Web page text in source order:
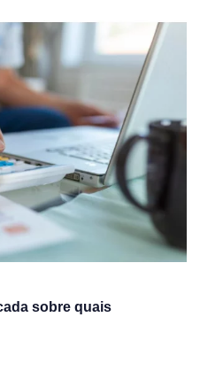
sobre quais